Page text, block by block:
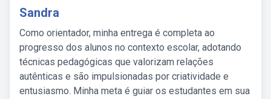
Sandra
Como orientador, minha entrega é completa ao
progresso dos alunos no contexto escolar, adotando
técnicas pedagógicas que valorizam relações
autênticas e são impulsionadas por criatividade e
entusiasmo. Minha meta é guiar os estudantes em sua